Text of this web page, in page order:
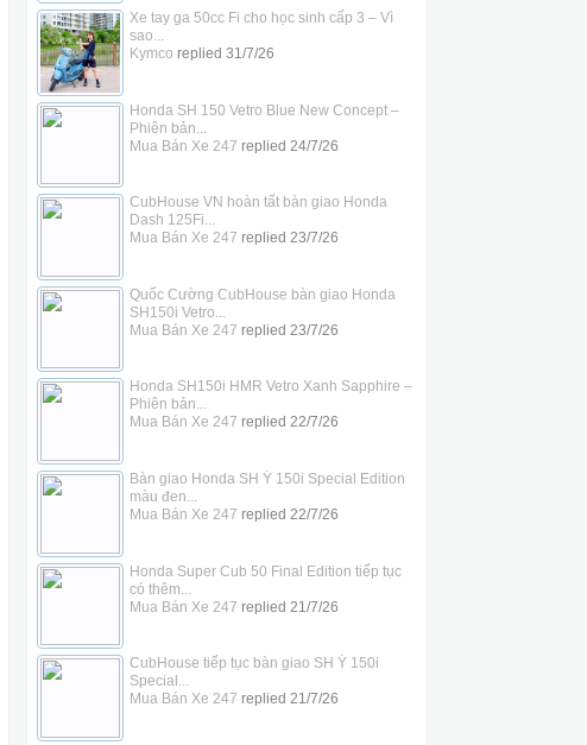
Xe tay ga 50cc Fi cho học sinh cấp 3 – Vì
sao...
Kymco replied 31/7/26
Honda SH 150 Vetro Blue New Concept –
Phiên bản...
Mua Bán Xe 247 replied 24/7/26
CubHouse VN hoàn tất bàn giao Honda
Dash 125Fi...
Mua Bán Xe 247 replied 23/7/26
Quốc Cường CubHouse bàn giao Honda
SH150i Vetro...
Mua Bán Xe 247 replied 23/7/26
Honda SH150i HMR Vetro Xanh Sapphire –
Phiên bản...
Mua Bán Xe 247 replied 22/7/26
Bàn giao Honda SH Ý 150i Special Edition
màu đen...
Mua Bán Xe 247 replied 22/7/26
Honda Super Cub 50 Final Edition tiếp tục
có thêm...
Mua Bán Xe 247 replied 21/7/26
CubHouse tiếp tục bàn giao SH Ý 150i
Special...
Mua Bán Xe 247 replied 21/7/26